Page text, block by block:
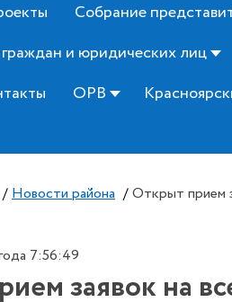
Собрание
и юридических лиц
ОРВ
/ Новости района / Открыт прием
7:56:50
заявок на